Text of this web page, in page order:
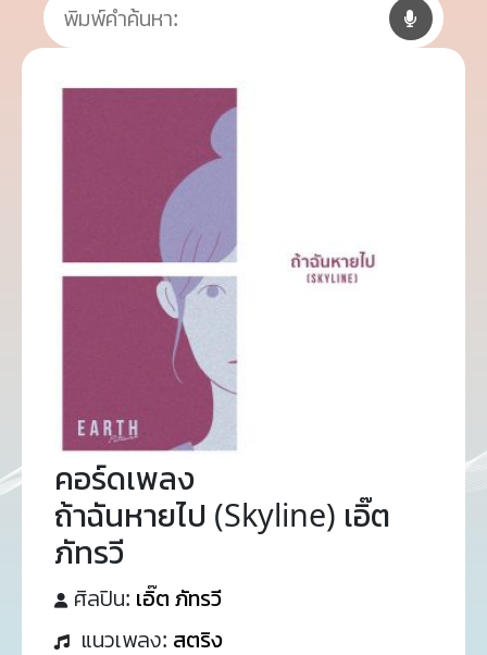
คอร์ดเพลง
ถ้าฉันหายไป (Skyline) เอิ๊ต
ภัทรวี
ศิลปิน: เอิ๊ต ภัทรวี
แนวเพลง: สตริง